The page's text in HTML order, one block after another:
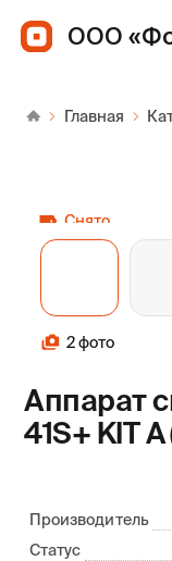
ООО
Главная
Снято
2 фото
Аппарат
41S+ KIT
Производитель
Статус